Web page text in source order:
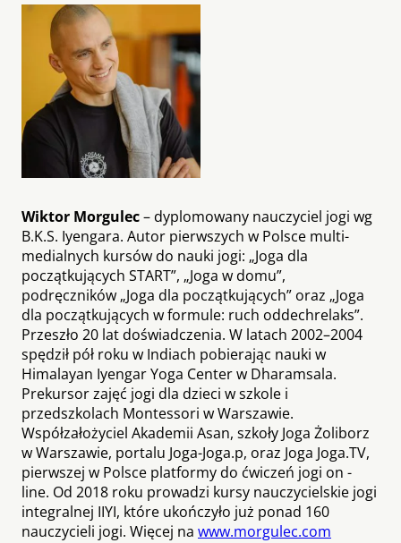
Wiktor Morgulec– dyplomowany nauczyciel jogi wg
B.K.S. Iyengara. Autor pierwszych w Polsce multi­
medialnych kursów do nauki jogi: „Joga dla
początkujących START”, „Joga w domu”,
podręczników „Joga dla początkujących” oraz „Joga
dla początkujących w formule: ruch ­oddech­relaks”.
Przeszło 20 ­lat doświadczenia. W latach 2002–2004
spędził pół roku w Indiach pobierając nauki w
Himalayan Iyengar Yoga Center w Dharamsala.
Prekursor zajęć jogi dla dzieci w szkole i
przedszkolach Montessori w Warszawie.
Współzałożyciel Akademii Asan, szkoły Joga Żoliborz
w Warszawie, portalu Joga-Joga.p, oraz Joga ­Joga.TV,
pierwszej w Polsce platformy do ćwiczeń jogi on ­
line. Od 2018 roku prowadzi kursy nauczycielskie jogi
integralnej IIYI, które ukończyło już ponad 160
nauczycieli jogi. Więcej na www.morgulec.com